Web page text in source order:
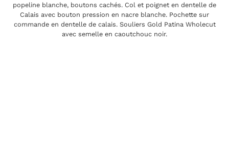
popeline blanche, boutons cachés. Col et poignet en dentelle de
Calais avec bouton pression en nacre blanche. Pochette sur
commande en dentelle de calais. Souliers Gold Patina Wholecut
avec semelle en caoutchouc noir.